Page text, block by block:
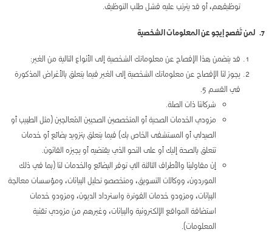
توظيفهم، أو قد يترتب عليه فشل طلب التوظيف.
7. لمن تُفصح إيجو عن المعلومات الشخصية
قد يتضمن هذا الإفصاح عن معلوماتك الشخصية إلى الأنواع التالية من الغير:
يجوز لنا الإفصاح عن معلوماتك الشخصية إلى الغير فيما يتعلق بالأغراض المذكورة
في القسم 5.
شركاتنا ذات الصلة.
مزودي الخدمات الصحية أو المتخصصين الصحيين المُعالجين (مثل الطبيب أو
الصيدلي أو المستشفى الخاص بك) فيما يتعلق بتزويد بضائع أو خدمات
تتعلق بالصحة إليك أو على النحو الذي يقتضيه أو يجيزه القانون.
إن مقاولينا والأطراف الثالثة التي توفر البضائع والخدمات لنا (بما في ذلك
الموردون، ووكالات التسويق، ومتخصصو تحليل البيانات، ومؤسسات معالجة
البيانات، ومزودو خدمات الفوترة واسترداد الديون، ومزودو خدمات
استضافة المواقع الإلكترونية والبيانات، وغيرهم من مزودي تقنية
المعلومات).